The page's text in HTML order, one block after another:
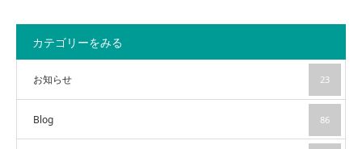
カテゴリーをみる
お知らせ 23
Blog 86